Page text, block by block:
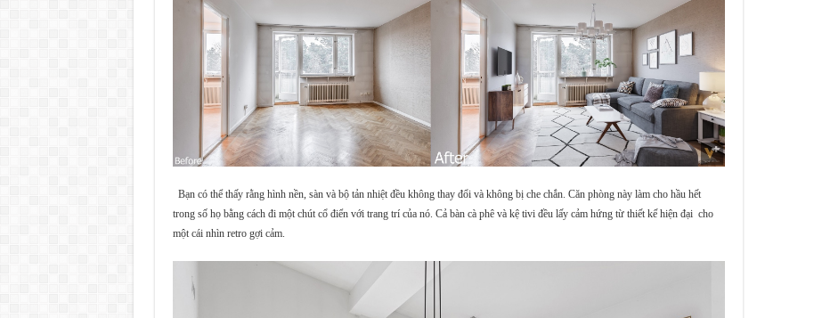
Bạn có thể thấy rằng hình nền, sàn và bộ tản nhiệt đều không thay đổi và không bị che chắn. Căn phòng này làm cho hầu hết
trong số họ bằng cách đi một chút cổ điển với trang trí của nó. Cả bàn cà phê và kệ tivi đều lấy cảm hứng từ thiết kế hiện đại cho
một cái nhìn retro gợi cảm.